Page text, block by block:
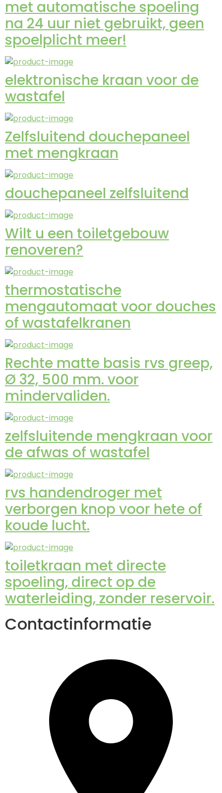
met automatische spoeling
na 24 uur niet gebruikt, geen
spoelplicht meer!
elektronische kraan voor de
wastafel
Zelfsluitend douchepaneel
met mengkraan
douchepaneel zelfsluitend
Wilt u een toiletgebouw
renoveren?
thermostatische
mengautomaat voor douches
of wastafelkranen
Rechte matte basis rvs greep,
Ø 32, 500 mm. voor
mindervaliden.
zelfsluitende mengkraan voor
de afwas of wastafel
rvs handendroger met
verborgen knop voor hete of
koude lucht.
toiletkraan met directe
spoeling, direct op de
waterleiding, zonder reservoir.
Contactinformatie